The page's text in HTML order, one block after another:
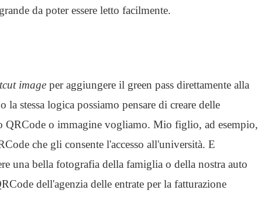
da poter essere letto facilmente.
image per aggiungere il green pass direttamente alla
stessa logica possiamo pensare di creare delle
QRCode o immagine vogliamo. Mio figlio, ad esempio,
che gli consente l'accesso all'università. E
una bella fotografia della famiglia o della nostra auto
dell'agenzia delle entrate per la fatturazione